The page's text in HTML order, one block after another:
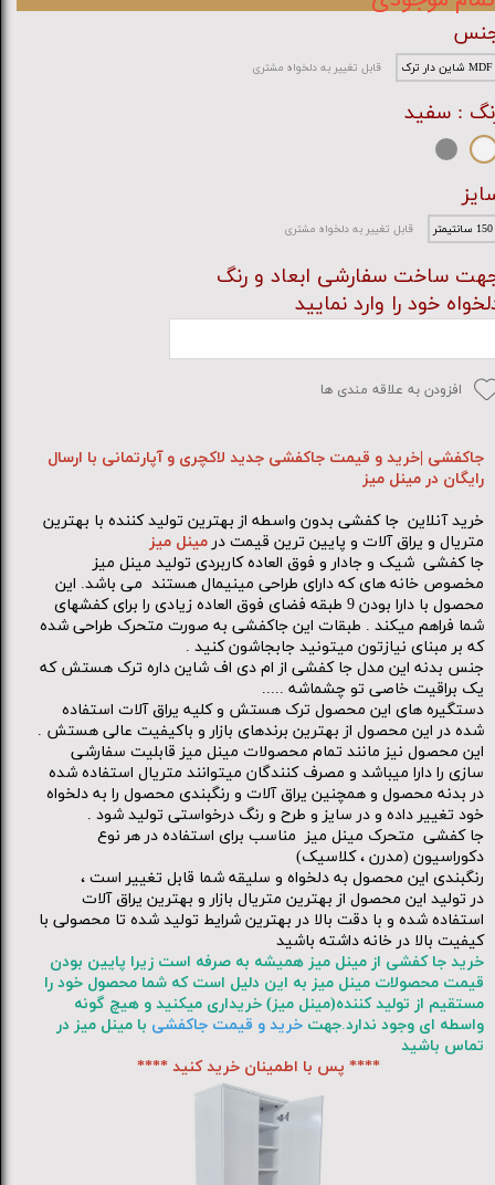
MDF شاین دار ترک قابل تغییر به دلخواه مشتری
: سفید
150 سانتیمتر قابل تغییر به دلخواه مشتری
ساخت سفارشی ابعاد و رنگ
خود را وارد نمایید
افزودن به علاقه مندی ها
جاکفشی |خرید و قیمت جاکفشی جدید لاکچری و آپارتمانی با ارسال
رایگان در مینل میز
خرید آنلاین جا کفشی بدون واسطه از بهترین تولید کننده با بهترین
متریال و یراق آلات و پایین ترین قیمت در مینل میز
جا کفشی شیک و جادار و فوق العاده کاربردی تولید مینل میز
مخصوص خانه های که دارای طراحی مینیمال هستند می باشد. این
محصول با دارا بودن 9 طبقه فضای فوق العاده زیادی را برای کفشهای
شما فراهم میکند . طبقات این جاکفشی به صورت متحرک طراحی شده
که بر مبنای نیازتون میتونید جابجاشون کنید .
جنس بدنه این مدل جا کفشی از ام دی اف شاین داره ترک هستش که
یک براقیت خاصی تو چشماشه .....
دستگیره های این محصول ترک هستش و کلیه یراق آلات استفاده
شده در این محصول از بهترین برندهای بازار و باکیفیت عالی هستش .
این محصول نیز مانند تمام محصولات مینل میز قابلیت سفارشی
سازی را دارا میباشد و مصرف کنندگان میتوانند متریال استفاده شده
در بدنه محصول و همچنین یراق آلات و رنگبندی محصول را به دلخواه
خود تغییر داده و در سایز و طرح و رنگ درخواستی تولید شود .
جا کفشی متحرک مینل میز مناسب برای استفاده در هر نوع
دکوراسیون (مدرن ، کلاسیک)
رنگبندی این محصول به دلخواه و سلیقه شما قابل تغییر است ،
در تولید این محصول از بهترین متریال بازار و بهترین یراق آلات
استفاده شده و با دقت بالا در بهترین شرایط تولید شده تا محصولی با
کیفیت بالا در خانه داشته باشید
خرید جا کفشی از مینل میز همیشه به صرفه است زیرا پایین بودن
قیمت محصولات مینل میز به این دلیل است که شما محصول خود را
مستقیم از تولید کننده(مینل میز) خریداری میکنید و هیچ گونه
واسطه ای وجود ندارد.جهت خرید و قیمت جاکفشی با مینل میز در
تماس باشید
**** پس با اطمینان خرید کنید ****